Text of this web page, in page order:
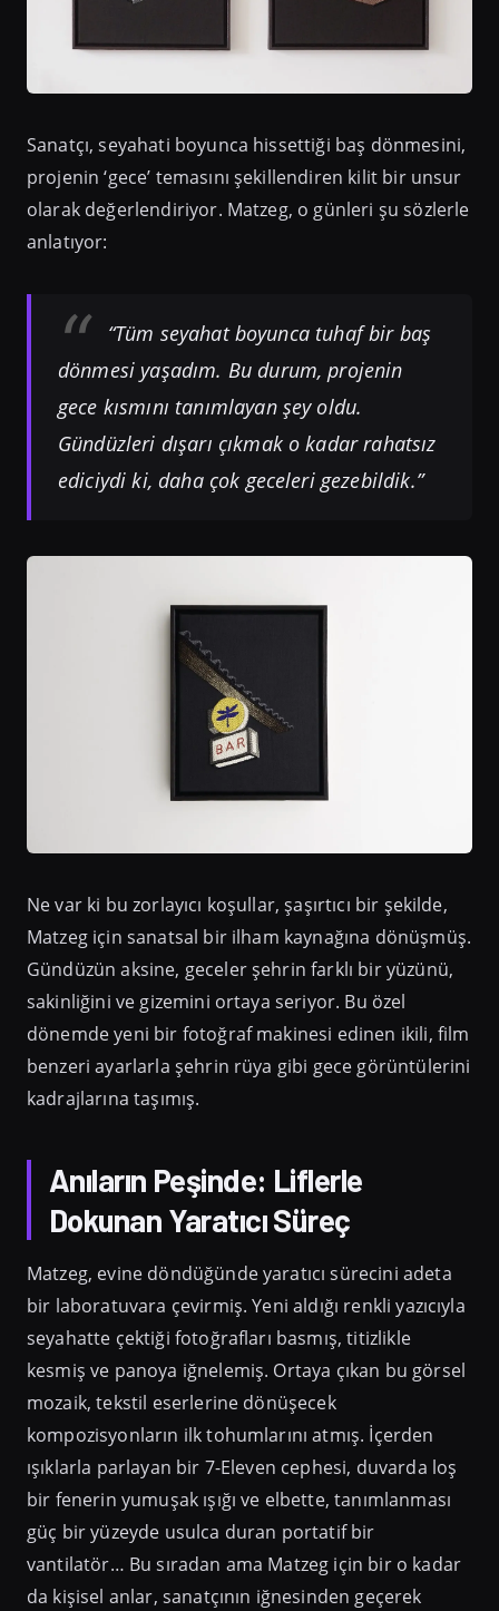
Sanatçı, seyahati boyunca hissettiği baş dönmesini,
projenin ‘gece’ temasını şekillendiren kilit bir unsur
olarak değerlendiriyor. Matzeg, o günleri şu sözlerle
anlatıyor:
“Tüm seyahat boyunca tuhaf bir baş
dönmesi yaşadım. Bu durum, projenin
gece kısmını tanımlayan şey oldu.
Gündüzleri dışarı çıkmak o kadar rahatsız
ediciydi ki, daha çok geceleri gezebildik.”
Ne var ki bu zorlayıcı koşullar, şaşırtıcı bir şekilde,
Matzeg için sanatsal bir ilham kaynağına dönüşmüş.
Gündüzün aksine, geceler şehrin farklı bir yüzünü,
sakinliğini ve gizemini ortaya seriyor. Bu özel
dönemde yeni bir fotoğraf makinesi edinen ikili, film
benzeri ayarlarla şehrin rüya gibi gece görüntülerini
kadrajlarına taşımış.
Anıların Peşinde: Liflerle
Dokunan Yaratıcı Süreç
Matzeg, evine döndüğünde yaratıcı sürecini adeta
bir laboratuvara çevirmiş. Yeni aldığı renkli yazıcıyla
seyahatte çektiği fotoğrafları basmış, titizlikle
kesmiş ve panoya iğnelemiş. Ortaya çıkan bu görsel
mozaik, tekstil eserlerine dönüşecek
kompozisyonların ilk tohumlarını atmış. İçerden
ışıklarla parlayan bir 7-Eleven cephesi, duvarda loş
bir fenerin yumuşak ışığı ve elbette, tanımlanması
güç bir yüzeyde usulca duran portatif bir
vantilatör… Bu sıradan ama Matzeg için bir o kadar
da kişisel anlar, sanatçının iğnesinden geçerek